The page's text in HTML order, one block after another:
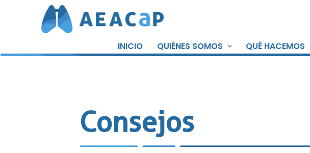
contenido
INICIO QUIÉNES SOMOS QUÉ HACEMOS
Consejos